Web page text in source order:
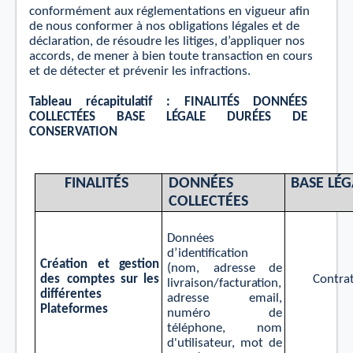
conformément aux réglementations en vigueur aﬁn
de nous conformer à nos obligations légales et de
déclaration, de résoudre les litiges, d’appliquer nos
accords, de mener à bien toute transaction en cours
et de détecter et prévenir les infractions.
Tableau récapitul atif : FINALITÉS DONNÉES
COLLECTÉES BASE LÉGALE DURÉES
DE
CONSERVATION
FINALITÉS DONNÉ ES
COLLECTÉ ES
BASE LÉ
Création et gestion
des comptes sur les
diﬀérentes
Plateformes
Données
d’identiﬁcation
(nom,
adresse de
livraison/facturation,
adresse email,
numéro
de
téléphone, nom
d'utilisateur, mot de
Contra